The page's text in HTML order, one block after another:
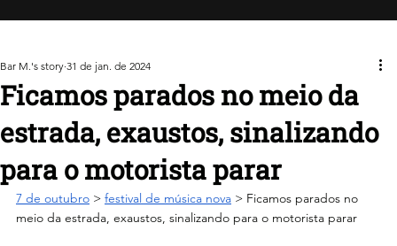
Ficamos parados no meio da
estrada, exaustos, sinalizando
para o motorista parar
Bar M.'s story 31 de jan. de 2024
7 de outubro > festival de música nova > Ficamos parados no
meio da estrada, exaustos, sinalizando para o motorista parar